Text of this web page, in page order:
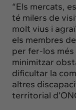
“Els mercats,
té milers de
molt vius i
els membres
per fer-los
minimitzar
dificultar la
altres
territorial